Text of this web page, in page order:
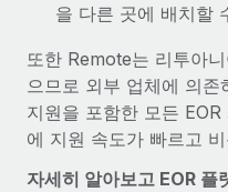
을 다른 곳에 배치할
또한 Remote는 리투아
으므로 외부 업체에 의
지원을 포함한 모든
에 지원 속도가 빠르고
자세히 알아보고 EOR 플